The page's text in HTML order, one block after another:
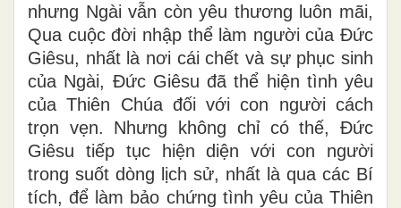
nhưng Ngài vẫn còn yêu thương luôn mãi,
Qua cuộc đời nhập thể làm người của Đức
Giêsu, nhất là nơi cái chết và sự phục sinh
của Ngài, Đức Giêsu đã thể hiện tình yêu
của Thiên Chúa đối với con người cách
trọn vẹn. Nhưng không chỉ có thế, Đức
Giêsu tiếp tục hiện diện với con người
trong suốt dòng lịch sử, nhất là qua các Bí
tích, để làm bảo chứng tình yêu của Thiên